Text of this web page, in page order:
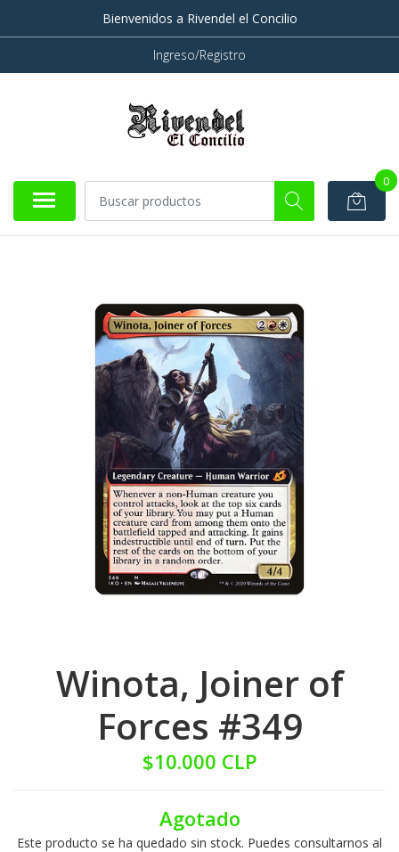
Bienvenidos a Rivendel el Concilio
Ingreso/Registro
0
Winota, Joiner of
Forces #349
$10.000 CLP
Agotado
Este producto se ha quedado sin stock. Puedes consultarnos al